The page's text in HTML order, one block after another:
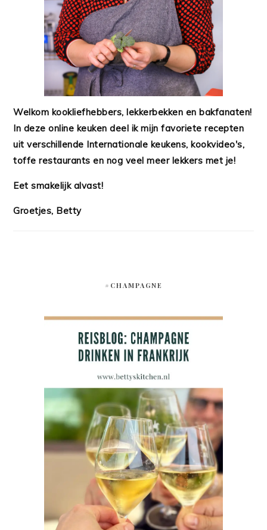
Welkom kookliefhebbers, lekkerbekken en bakfanaten!
In deze online keuken deel ik mijn favoriete recepten
uit verschillende Internationale keukens, kookvideo's,
toffe restaurants en nog veel meer lekkers met je!
Eet smakelijk alvast!
Groetjes, Betty
#CHAMPAGNE